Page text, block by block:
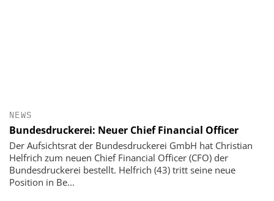
NEWS
Bundesdruckerei: Neuer Chief Financial Officer
Der Aufsichtsrat der Bundesdruckerei GmbH hat Christian
Helfrich zum neuen Chief Financial Officer (CFO) der
Bundesdruckerei bestellt. Helfrich (43) tritt seine neue
Position in Be...